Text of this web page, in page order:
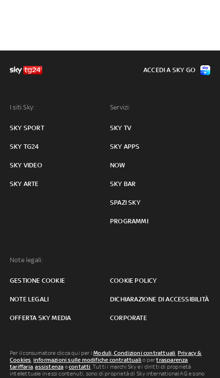
I siti Sky:
SKY SPORT
SKY TG24
SKY VIDEO
SKY ARTE
Servizi:
SKY TV
SKY APPS
NOW
SKY BAR
SPAZI SKY
PROGRAMMI
Note legali:
GESTIONE COOKIE COOKIE POLICY
NOTE LEGALI DICHIARAZIONE DI ACCESSIBILITÀ
OFFERTA SKY MEDIA CORPORATE
ACCEDI A SKY GO
Per il consumatore clicca qui per iModuli, Condizioni contrattuali, Privacy &
Cookies, informazioni sulle modifiche contrattuali o pertrasparenza
tariffaria,assistenza econtatti. Tutti i marchi Sky e i diritti di proprietà
intellettuale in essi contenuti, sono di proprietà di Sky international AG e sono